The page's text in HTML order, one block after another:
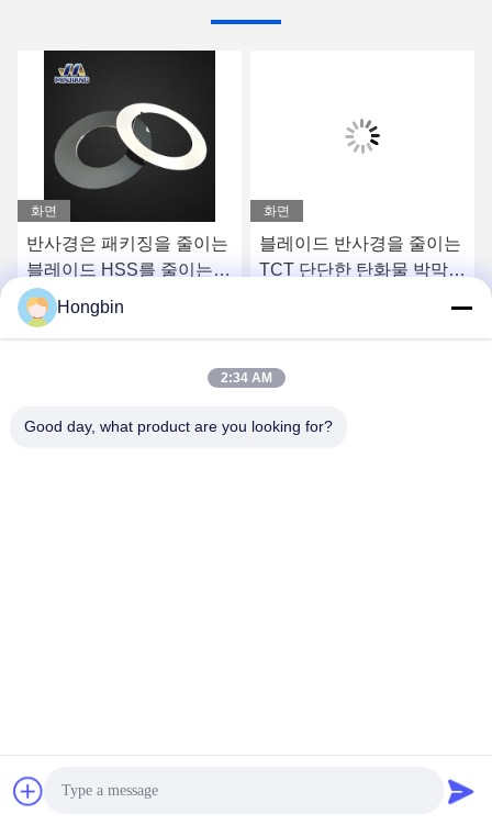
화면
반사경은 패키징을 줄이는
블레이드 HSS를 줄이는
곤포기를 닦았습니다
화면
블레이드 반사경을 줄이는
TCT 단단한 탄화물 박막
Ltd. 모든 권리는 보호됩니다.
Hongbin
2:34 AM
Good day, what product are you looking for?